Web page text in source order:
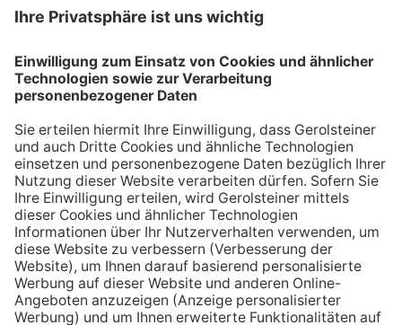
nicht vergisst. Denke daran, auch unterwegs immer
etwas Wasser dabei zu haben. Kleine PET-Flaschen mit
hinnehmen.
Tipp #2: Trinke direkt nach dem Aufstehen
Über Nacht verliert dein Körper Flüssigkeit. Um gut in
den Tag zu starten, solltest du deshalb direkt nach dem
Aufstehen ein großes Glas Wasser trinken. Stelle dir
zum Beispiel eine Flasche Mineralwasser direkt ans
Bett, damit du dieses kleine Morgenritual sofort
durchführen kannst.
Tipp #3: Vor und während jeder Mahlzeit
ein Glas Wasser trinken